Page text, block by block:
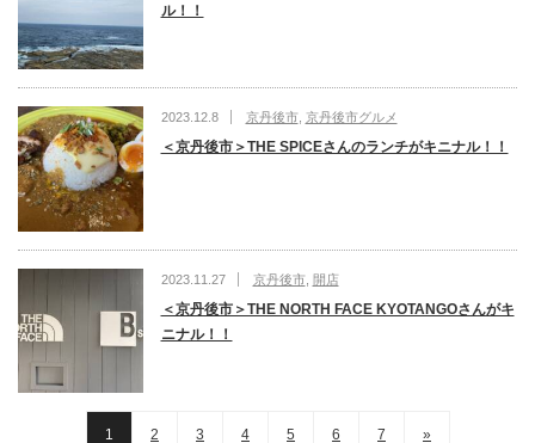
ル！！
2023.12.8 京丹後市, 京丹後市グルメ
＜京丹後市＞THE SPICEさんのランチがキニナル！！
2023.11.27 京丹後市, 開店
＜京丹後市＞THE NORTH FACE KYOTANGOさんがキ
ニナル！！
1 2 3 4 5 6 7 »